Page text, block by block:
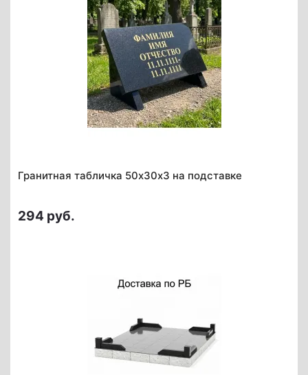
Гранитная табличка 50х30х3 на подставке
294 руб.